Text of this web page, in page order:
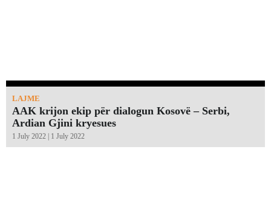
LAJME
AAK krijon ekip për dialogun Kosovë – Serbi,
Ardian Gjini kryesues
1 July 2022 | 1 July 2022